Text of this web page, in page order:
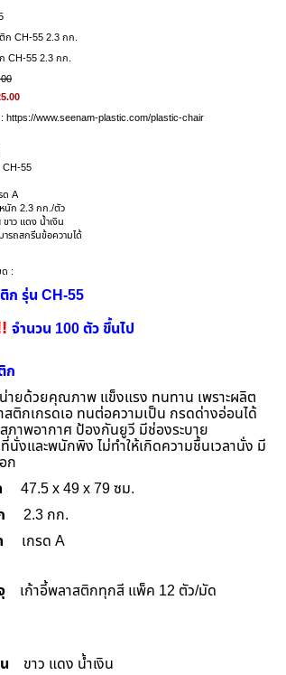
ติก CH-55 2.3 กก.
CH-55 2.3 กก.
https://www.seenam-plastic.com/plastic-chair
CH-55
ด A
นัก 2.3 กก./ตัว
าว แดง น้ำเงิน
ารถสกรีนข้อความได้
ด :
ก รุ่น CH-55
จำนวน 100 ตัว ขึ้นไป
ก
น่ายด้วยคุณภาพ แข็งแรง ทนทาน เพราะผลิต
สติกเกรดเอ ทนต่อความเป็น กรดด่างอ่อนได้
ภาพอากาศ ป้องกันยูวี มีช่องระบาย
นั่งและพนักพิง ไม่ทำให้เกิดความชื้นเวลานั่ง มี
ก
47.5 x 49 x 79 ซม.
2.3 กก.
เกรด A
เก้าอี้พลาสติกทุกสี แพ็ค 12 ตัว/มัด
ขาว แดง น้ำเงิน